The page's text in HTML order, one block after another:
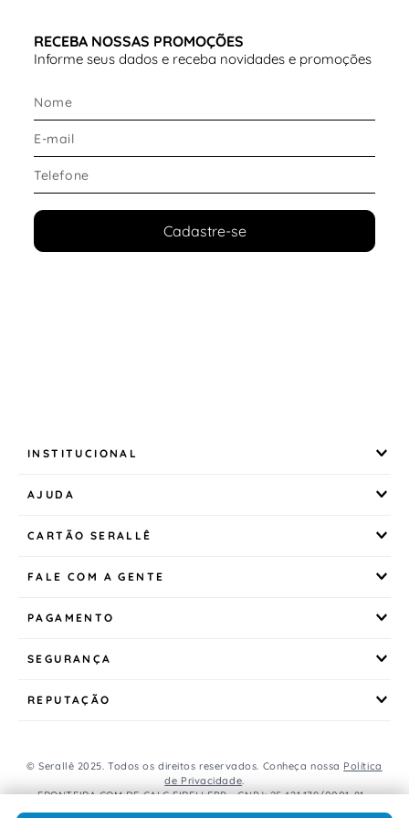
RECEBA NOSSAS PROMOÇÕES
Informe seus dados e receba novidades e promoções
Cadastre-se
INSTITUCIONAL
AJUDA
CARTÃO SERALLÊ
FALE COM A GENTE
PAGAMENTO
SEGURANÇA
REPUTAÇÃO
© Serallê 2025. Todos os direitos reservados. Conheça nossa Política
de Privacidade.
FRONTEIRA COM DE CALC EIRELI EPP - CNPJ: 25.421.179/0001-81 -
Avenida Brasil, 456, Centro, CEP: 85.851-000, Foz do Iguaçu, PR, Brasil.